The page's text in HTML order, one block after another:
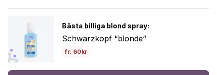
Bästa billiga blond spray:
Schwarzkopf “blonde”
fr. 60kr